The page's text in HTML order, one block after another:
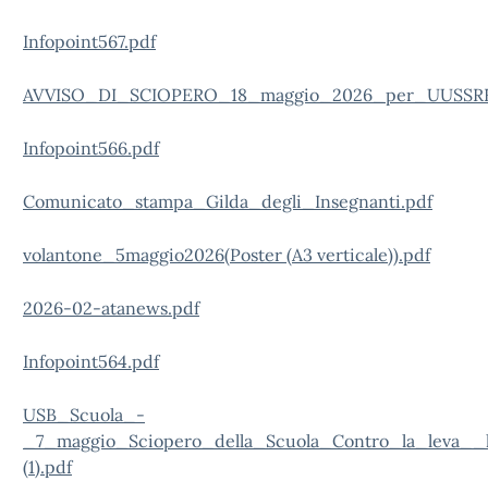
Infopoint567.pdf
Infopoint566.pdf
Comunicato_stampa_Gilda_degli_Insegnanti.pdf
volantone_5maggio2026(Poster (A3 verticale)).pdf
2026-02-atanews.pdf
Infopoint564.pdf
USB_Scuola_-
(1).pdf